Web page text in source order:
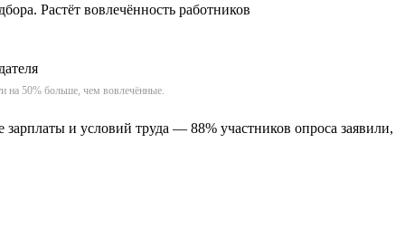
Растёт вовлечённость работников
на 50% больше, чем вовлечённые.
и условий труда — 88% участников опроса заявили,